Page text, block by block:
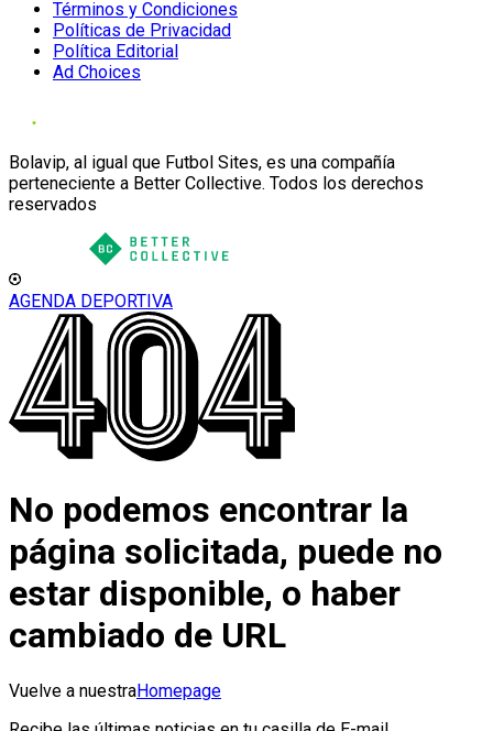
Términos y Condiciones
Políticas de Privacidad
Política Editorial
Ad Choices
Bolavip, al igual que Futbol Sites, es una compañía
perteneciente a Better Collective. Todos los derechos
reservados
AGENDA DEPORTIVA
No podemos encontrar la
página solicitada, puede no
estar disponible, o haber
cambiado de URL
Vuelve a nuestraHomepage